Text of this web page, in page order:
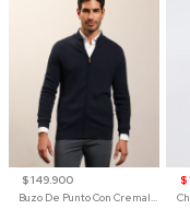
$ 149.900
Buzo De Punto Con Cremallera Para Hombre
$